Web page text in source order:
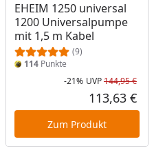
in ProzentPreis
Preis
EHEIM 1250 universal
1200 Universalpumpe
mit 1,5 m Kabel
(9)
114Punkte
-21% UVP144,95 €
113,63 €
Zum Produkt